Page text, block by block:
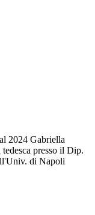
2024 Gabriella
tedesca presso il Dip.
di Napoli